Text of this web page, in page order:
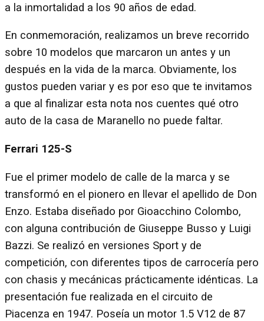
a la inmortalidad a los 90 años de edad.
En conmemoración, realizamos un breve recorrido
sobre 10 modelos que marcaron un antes y un
después en la vida de la marca. Obviamente, los
gustos pueden variar y es por eso que te invitamos
a que al finalizar esta nota nos cuentes qué otro
auto de la casa de Maranello no puede faltar.
Ferrari 125-S
Fue el primer modelo de calle de la marca y se
transformó en el pionero en llevar el apellido de Don
Enzo. Estaba diseñado por Gioacchino Colombo,
con alguna contribución de Giuseppe Busso y Luigi
Bazzi. Se realizó en versiones Sport y de
competición, con diferentes tipos de carrocería pero
con chasis y mecánicas prácticamente idénticas. La
presentación fue realizada en el circuito de
Piacenza en 1947. Poseía un motor 1.5 V12 de 87